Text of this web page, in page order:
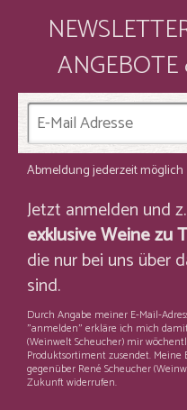
Abmeldung jederzeit möglich
Jetzt anmelden und
exklusive Weine zu
die nur bei uns über
sind.
Durch Angabe meiner E-Mail-
"anmelden" erkläre ich mich
(Weinwelt Scheucher) mir
Produktsortiment zusendet.
gegenüber René Scheucher
Zukunft widerrufen.